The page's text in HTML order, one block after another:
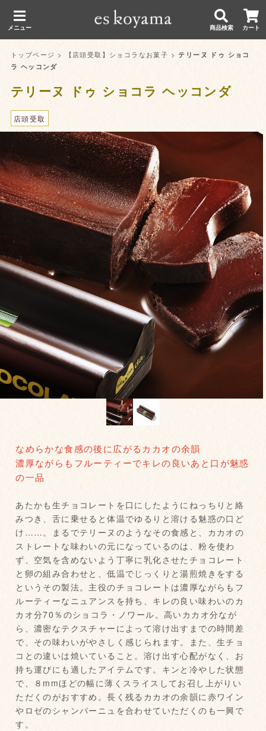
メニュー 商品検索 カート
トップページ > 【店頭受取】ショコラなお菓子 >テリーヌ ドゥ ショコ
ラ ヘッコンダ
テリーヌ ドゥ ショコラ ヘッコンダ
店頭受取
なめらかな食感の後に広がるカカオの余韻
濃厚ながらもフルーティーでキレの良いあと口が魅惑
の一品
あたかも生チョコレートを口にしたようにねっちりと絡
みつき、舌に乗せると体温でゆるりと溶ける魅惑の口ど
け……。まるでテリーヌのようなその食感と、カカオの
ストレートな味わいの元になっているのは、粉を使わ
ず、空気を含めないよう丁寧に乳化させたチョコレート
と卵の組み合わせと、低温でじっくりと湯煎焼きをする
というその製法。主役のチョコレートは濃厚ながらもフ
ルーティーなニュアンスを持ち、キレの良い味わいのカ
カオ分70％のショコラ・ノワール。高いカカオ分なが
ら、濃密なテクスチャーによって溶け出すまでの時間差
で、その味わいがやさしく感じられます。また、生チョ
コとの違いは焼いていること。溶け出す心配がなく、お
持ち運びにも適したアイテムです。キンと冷やした状態
で、８mmほどの幅に薄くスライスしてお召し上がりい
ただくのがおすすめ。長く残るカカオの余韻に赤ワイン
やロゼのシャンパーニュを合わせていただくのも一興で
す。